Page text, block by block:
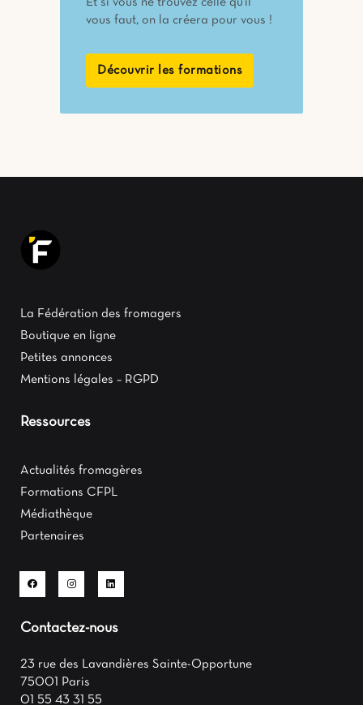
vous faut, on la créera pour vous !
Découvrir les formations
La Fédération des fromagers
Boutique en ligne
Petites annonces
Mentions légales – RGPD
Ressources
Actualités fromagères
Formations CFPL
Médiathèque
Partenaires
Contactez-nous
23 rue des Lavandières Sainte-Opportune
75001 Paris
01 55 43 31 55